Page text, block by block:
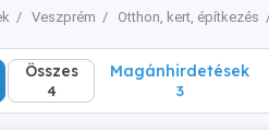
Veszprém Otthon, kert, építkezés
Összes
4
Magánhirdetések
3